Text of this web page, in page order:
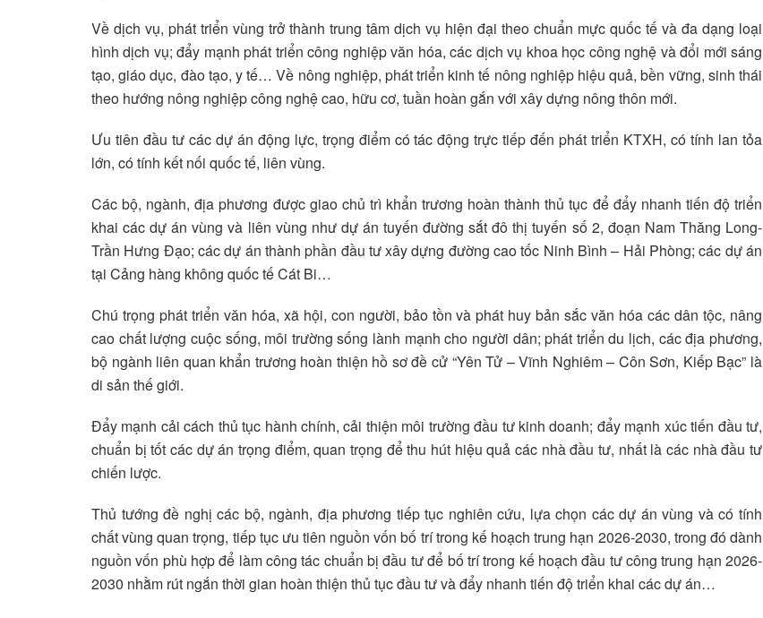
Về dịch vụ, phát triển vùng trở thành trung tâm dịch vụ hiện đại theo chuẩn mực quốc tế và đa dạng loại
hình dịch vụ; đẩy mạnh phát triển công nghiệp văn hóa, các dịch vụ khoa học công nghệ và đổi mới sáng
tạo, giáo dục, đào tạo, y tế… Về nông nghiệp, phát triển kinh tế nông nghiệp hiệu quả, bền vững, sinh thái
theo hướng nông nghiệp công nghệ cao, hữu cơ, tuần hoàn gắn với xây dựng nông thôn mới.
Ưu tiên đầu tư các dự án động lực, trọng điểm có tác động trực tiếp đến phát triển KTXH, có tính lan tỏa
lớn, có tính kết nối quốc tế, liên vùng.
Các bộ, ngành, địa phương được giao chủ trì khẩn trương hoàn thành thủ tục để đẩy nhanh tiến độ triển
khai các dự án vùng và liên vùng như dự án tuyến đường sắt đô thị tuyến số 2, đoạn Nam Thăng Long-
Trần Hưng Đạo; các dự án thành phần đầu tư xây dựng đường cao tốc Ninh Bình – Hải Phòng; các dự án
tại Cảng hàng không quốc tế Cát Bi…
Chú trọng phát triển văn hóa, xã hội, con người, bảo tồn và phát huy bản sắc văn hóa các dân tộc, nâng
cao chất lượng cuộc sống, môi trường sống lành mạnh cho người dân; phát triển du lịch, các địa phương,
bộ ngành liên quan khẩn trương hoàn thiện hồ sơ đề cử “Yên Tử – Vĩnh Nghiêm – Côn Sơn, Kiếp Bạc” là
di sản thế giới.
Đẩy mạnh cải cách thủ tục hành chính, cải thiện môi trường đầu tư kinh doanh; đẩy mạnh xúc tiến đầu tư,
chuẩn bị tốt các dự án trọng điểm, quan trọng để thu hút hiệu quả các nhà đầu tư, nhất là các nhà đầu tư
chiến lược.
Thủ tướng đề nghị các bộ, ngành, địa phương tiếp tục nghiên cứu, lựa chọn các dự án vùng và có tính
chất vùng quan trọng, tiếp tục ưu tiên nguồn vốn bố trí trong kế hoạch trung hạn 2026-2030, trong đó dành
nguồn vốn phù hợp để làm công tác chuẩn bị đầu tư để bố trí trong kế hoạch đầu tư công trung hạn 2026-
2030 nhằm rút ngắn thời gian hoàn thiện thủ tục đầu tư và đẩy nhanh tiến độ triển khai các dự án…